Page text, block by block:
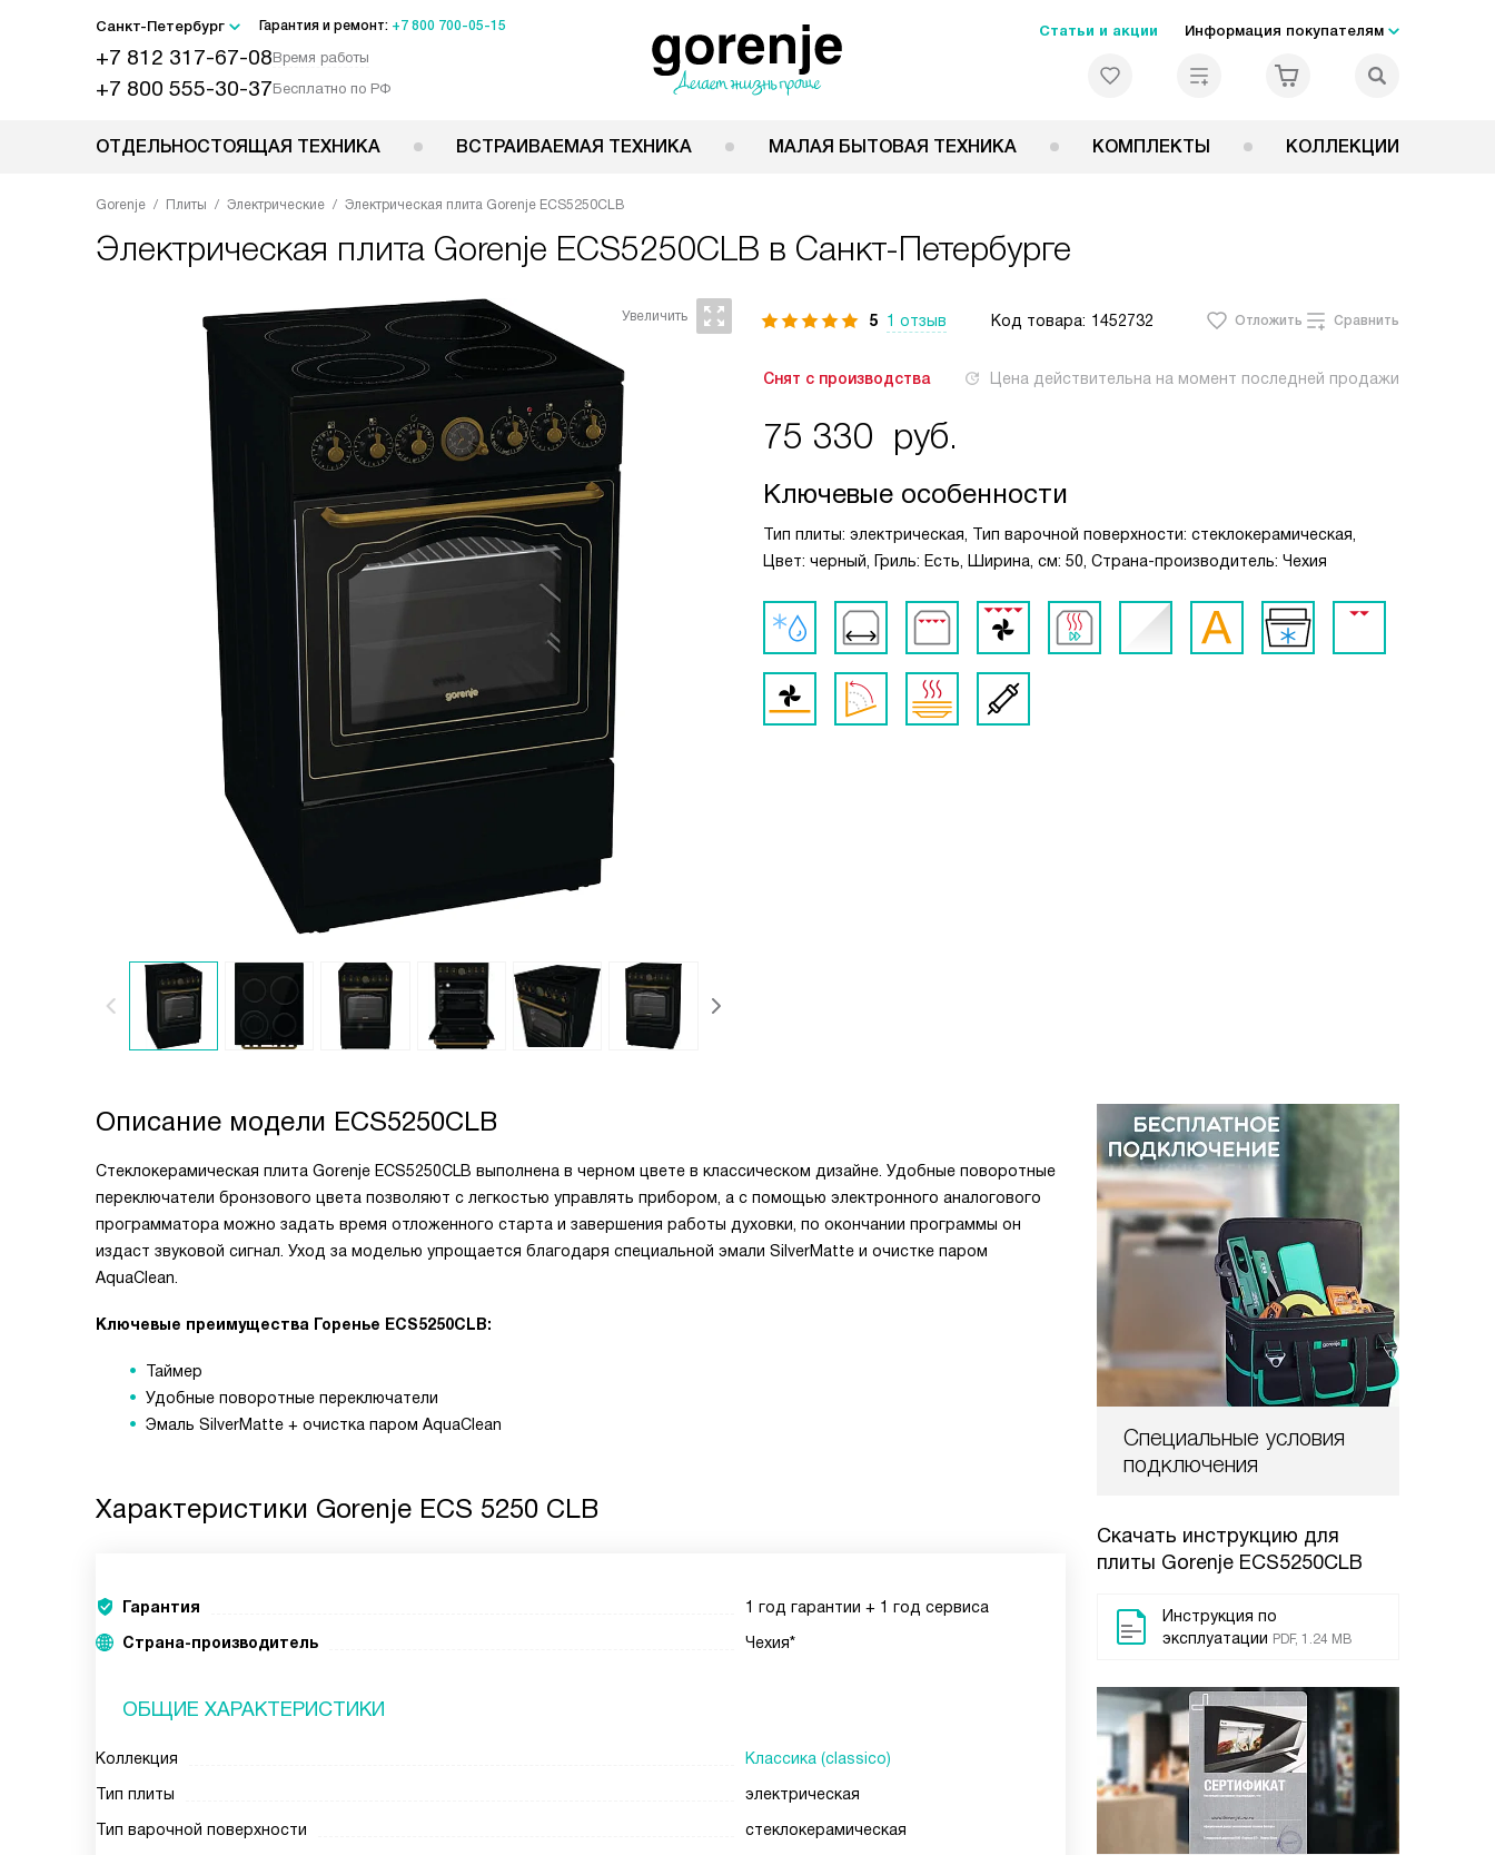
Санкт-Петербург Гарантия и ремонт: +7 800 700-05-15
+7 812 317-67-08Время работы
+7 800 555-30-37Бесплатно по РФ
Статьи и акции Информация покупателям
ОТДЕЛЬНОСТОЯЩАЯ ТЕХНИКА ВСТРАИВАЕМАЯ ТЕХНИКА МАЛАЯ БЫТОВАЯ ТЕХНИКА КОМПЛЕКТЫ КОЛЛЕКЦИИ
Gorenje Плиты Электрические Электрическая плита Gorenje ECS5250CLB
Электрическая плита Gorenje ECS5250CLB в Санкт-Петербурге
5 1 отзыв Код товара: 1452732 Отложить Сравнить
Снят с производства Цена действительна на момент последней продажи
75 330 руб.
Ключевые особенности
Тип плиты: электрическая, Тип варочной поверхности: стеклокерамическая,
Цвет: черный, Гриль: Есть, Ширина, см: 50, Страна-производитель: Чехия
Специальные условия
подключения
Скачать инструкцию для
плиты Gorenje ECS5250CLB
Инструкция по
эксплуатации PDF, 1.24 MB
Описание модели ECS5250CLB
Стеклокерамическая плита Gorenje ECS5250CLB выполнена в черном цвете в классическом дизайне. Удобные поворотные
переключатели бронзового цвета позволяют с легкостью управлять прибором, а с помощью электронного аналогового
программатора можно задать время отложенного старта и завершения работы духовки, по окончании программы он
издаст звуковой сигнал. Уход за моделью упрощается благодаря специальной эмали SilverMatte и очистке паром
AquaClean.
Ключевые преимущества Горенье ECS5250CLB:
Таймер
Удобные поворотные переключатели
Эмаль SilverMatte + очистка паром AquaClean
Характеристики Gorenje ECS 5250 CLB
Гарантия
1 год гарантии + 1 год сервиса
Страна-производитель
Чехия*
ОБЩИЕ ХАРАКТЕРИСТИКИ
Коллекция
Классика (classico)
Тип плиты
электрическая
Тип варочной поверхности
стеклокерамическая